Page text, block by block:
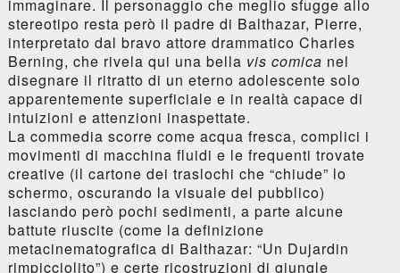
immaginare. Il personaggio che meglio sfugge allo
stereotipo resta però il padre di Balthazar, Pierre,
interpretato dal bravo attore drammatico Charles
Berning, che rivela qui una bella vis comica nel
disegnare il ritratto di un eterno adolescente solo
apparentemente superficiale e in realtà capace di
intuizioni e attenzioni inaspettate.
La commedia scorre come acqua fresca, complici i
movimenti di macchina fluidi e le frequenti trovate
creative (il cartone dei traslochi che “chiude” lo
schermo, oscurando la visuale del pubblico)
lasciando però pochi sedimenti, a parte alcune
battute riuscite (come la definizione
metacinematografica di Balthazar: “Un Dujardin
rimpicciolito”) e certe ricostruzioni di giungle